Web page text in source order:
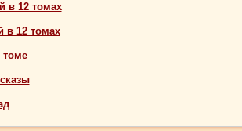
в 12 томах
в 12 томах